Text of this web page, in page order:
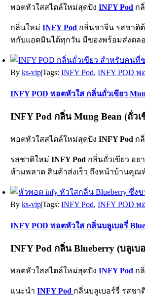
พอตหัวใสสไตล์ใหม่สุดปังINFY Pod ก
กลิ่นใหม่INFY Pod กลิ่นชาจีน รสชาติ
ทกับแอดมินได้ทุกวัน มีของพร้อมส่งตล
Byks-vip|Tags:INFY Pod,INFY POD พ
INFY POD พอตหัวใส กลิ่นถั่วเขียว
INFY Pod กลิ่น Mung Bean (ถั่วเ
พอตหัวใสสไตล์ใหม่สุดปังINFY Pod ก
รสชาติใหม่ INFY Pod กลิ่นถั่วเขียว อ
ห้ามพลาด สินค้าส่งเร็ว ถึงหน้าบ้านคุณ
Byks-vip|Tags:INFY Pod,INFY POD พ
INFY POD พอตหัวใส กลิ่นบลูเบอรี่
INFY Pod กลิ่น Blueberry (บลูเบ
พอตหัวใสสไตล์ใหม่สุดปังINFY Pod ก
แนะนำINFY Pod กลิ่นบลูเบอร์รี่ รสช